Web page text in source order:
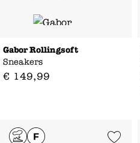
Gabor Rollingsoft
Sneakers
€ 149,99
Add to Wishlist